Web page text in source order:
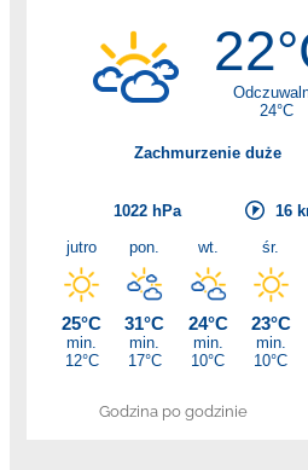
Godzina po godzinie